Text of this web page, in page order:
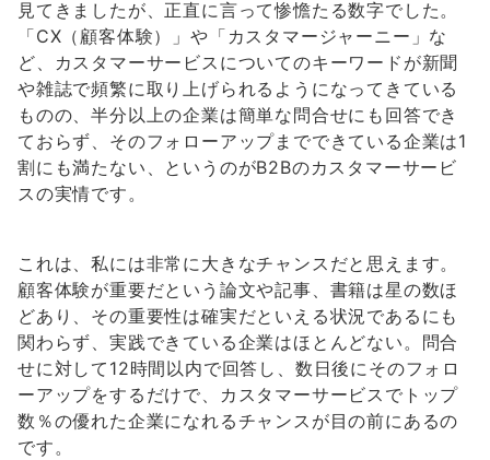
見てきましたが、正直に言って惨憺たる数字でした。
「CX（顧客体験）」や「カスタマージャーニー」な
ど、カスタマーサービスについてのキーワードが新聞
や雑誌で頻繁に取り上げられるようになってきている
ものの、半分以上の企業は簡単な問合せにも回答でき
ておらず、そのフォローアップまでできている企業は1
割にも満たない、というのがB2Bのカスタマーサービ
スの実情です。
これは、私には非常に大きなチャンスだと思えます。
顧客体験が重要だという論文や記事、書籍は星の数ほ
どあり、その重要性は確実だといえる状況であるにも
関わらず、実践できている企業はほとんどない。問合
せに対して12時間以内で回答し、数日後にそのフォロ
ーアップをするだけで、カスタマーサービスでトップ
数％の優れた企業になれるチャンスが目の前にあるの
です。